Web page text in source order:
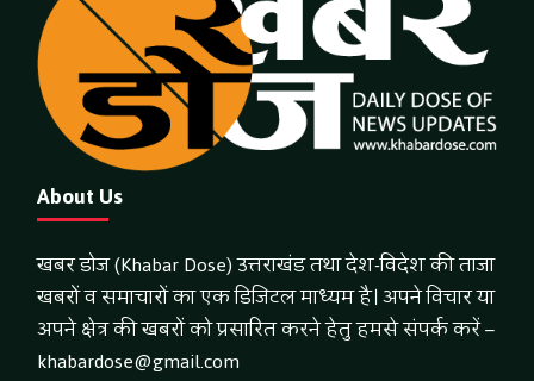
About Us
खबर डोज (Khabar Dose) उत्तराखंड तथा देश-विदेश की ताजा
खबरों व समाचारों का एक डिजिटल माध्यम है। अपने विचार या
अपने क्षेत्र की खबरों को प्रसारित करने हेतु हमसे संपर्क करें –
khabardose@gmail.com